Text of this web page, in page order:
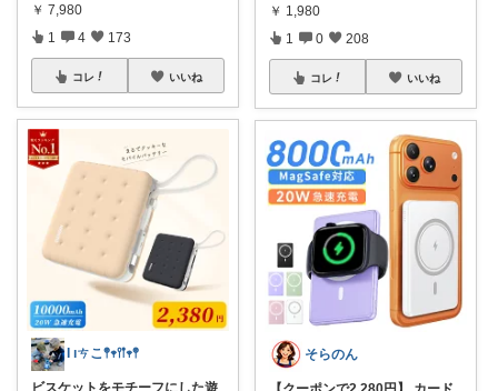
￥ 7,980
1 4 173
コレ いいね
Ɩ ıㄘこ𖤣𖥧𖥣𖡡𖥧𖤣
ビスケットをモチーフにした遊
￥ 1,980
1 0 208
コレ いいね
そらのん